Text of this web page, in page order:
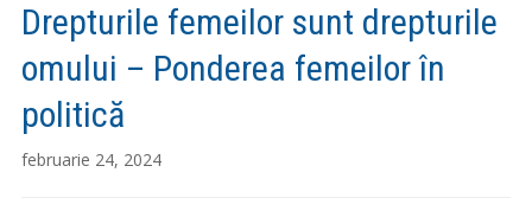
Drepturile femeilor sunt drepturile
omului – Ponderea femeilor în
politică
februarie 24, 2024